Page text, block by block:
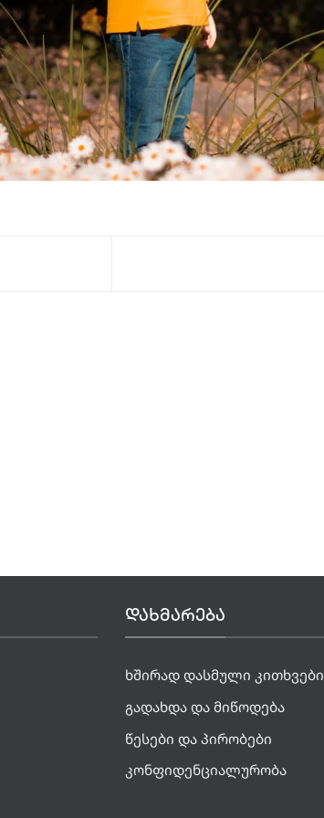
ᲓᲐᲮᲛᲐᲠᲔᲑᲐ
ხშირად დასმული კითხვები
გადახდა და მიწოდება
წესები და პირობები
კონფიდენციალურობა